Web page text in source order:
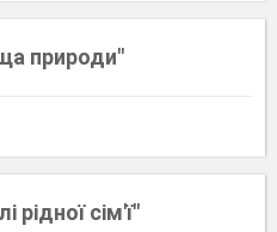
природи"
рідної сім'ї"